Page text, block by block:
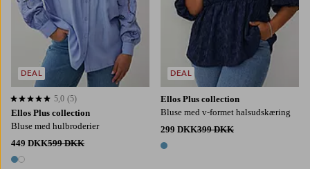
Ellos Plus collection
Bluse med hulbroderier
449 DKK599 DKK
2 farver
5,0 baseret på 5 bedømmelser
5,0 (5)
DEAL
Ellos Plus collection
Bluse med v-formet halsudskæring
299 DKK399 DKK
1 farve
DEAL